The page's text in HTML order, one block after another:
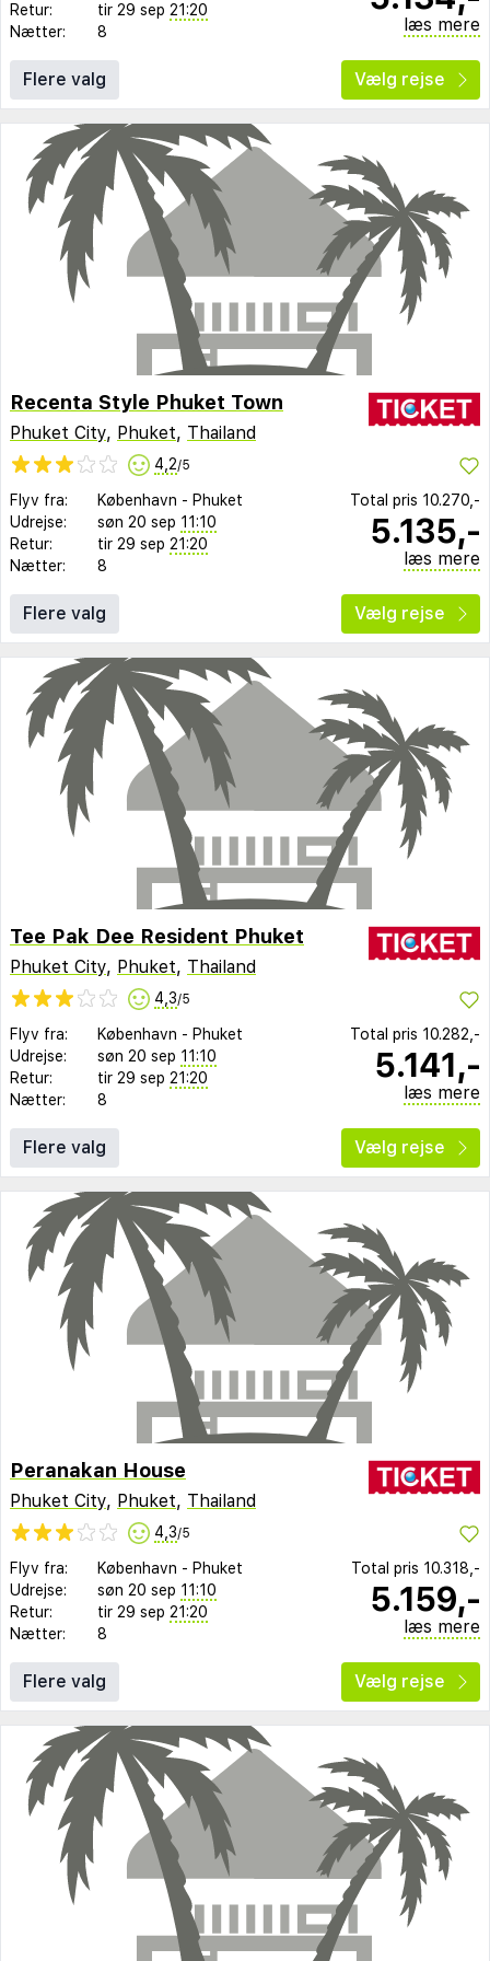
Retur:
tir 29 sep 21:20
Nætter:
8 læs mere
Flere valg Vælg rejse
Recenta Style Phuket Town
Phuket City, Phuket, Thailand
4,2/5
Flyv fra: København - Phuket
Udrejse:
søn 20 sep 11:10
Retur:
tir 29 sep 21:20
Nætter:
8
Total pris 10.270,-
5.135,-
læs mere
Flere valg Vælg rejse
Tee Pak Dee Resident Phuket
Phuket City, Phuket, Thailand
4,3/5
Flyv fra: København - Phuket
Udrejse:
søn 20 sep 11:10
Retur:
tir 29 sep 21:20
Nætter:
8
Total pris 10.282,-
5.141,-
læs mere
Flere valg Vælg rejse
Peranakan House
Phuket City, Phuket, Thailand
4,3/5
Flyv fra: København - Phuket
Udrejse:
søn 20 sep 11:10
Retur:
tir 29 sep 21:20
Nætter:
8
Total pris 10.318,-
5.159,-
læs mere
Flere valg Vælg rejse